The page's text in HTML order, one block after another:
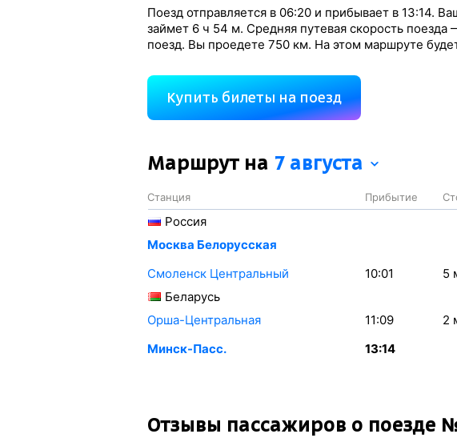
Поезд отправляется в 06:20 и прибывает в 13:14.
займет 6 ч 54 м. Средняя путевая скорость
поезд. Вы проедете 750 км. На этом маршруте
Купить билеты на поезд
Маршрут на 7 августа
Станция Прибытие
Россия
Москва Белорусская
Смоленск Центральный
10:01 5
Беларусь
Орша-Центральная
11:09 2
Минск-Пасс.
13:14
Отзывы пассажиров о поезде